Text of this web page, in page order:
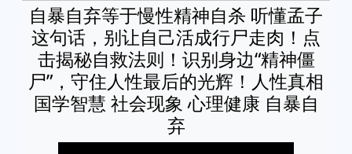
自暴自弃等于慢性精神自杀 听懂孟子
这句话，别让自己活成行尸走肉！点
击揭秘自救法则！识别身边“精神僵
尸”，守住人性最后的光辉！人性真相
国学智慧 社会现象 心理健康 自暴自
弃